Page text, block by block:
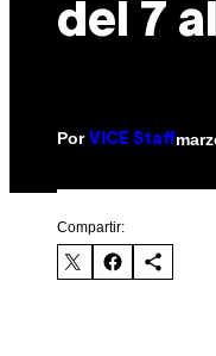
del 7
Por VICE Staff
Compartir: